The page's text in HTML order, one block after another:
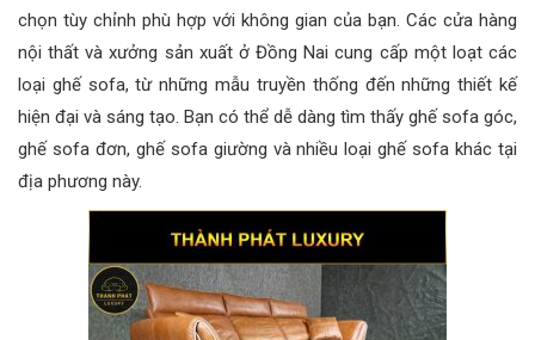
chọn tùy chỉnh phù hợp với không gian của bạn. Các cửa hàng
nội thất và xưởng sản xuất ở Đồng Nai cung cấp một loạt các
loại ghế sofa, từ những mẫu truyền thống đến những thiết kế
hiện đại và sáng tạo. Bạn có thể dễ dàng tìm thấy ghế sofa góc,
ghế sofa đơn, ghế sofa giường và nhiều loại ghế sofa khác tại
địa phương này.